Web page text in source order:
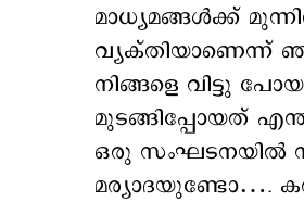
മാധ്യമങ്ങൾക്ക്
വ്യക്തിയാണെന്ന്
നിങ്ങളെ വിട്ടു
മുടങ്ങിപ്പോയത്
ഒരു സംഘടനയിൽ
മര്യാദയുണ്ടോ….